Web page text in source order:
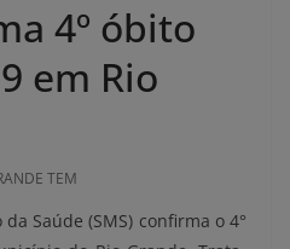
4º óbito
em Rio
TEM
Saúde (SMS) confirma o 4°